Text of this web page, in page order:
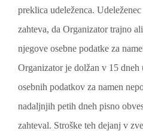
preklica udeleženca.
zahteva, da Organizator trajno
njegove osebne podatke za
Organizator je dolžan v 15 dneh
osebnih podatkov za namen
nadaljnjih petih dneh pisno
zahteval. Stroške teh dejanj v